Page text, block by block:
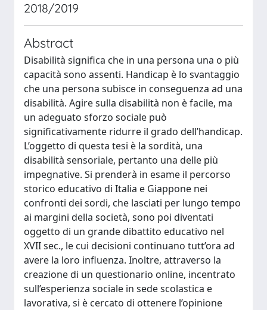
2018/2019
Abstract
Disabilità significa che in una persona una o più
capacità sono assenti. Handicap è lo svantaggio
che una persona subisce in conseguenza ad una
disabilità. Agire sulla disabilità non è facile, ma
un adeguato sforzo sociale può
significativamente ridurre il grado dell’handicap.
L’oggetto di questa tesi è la sordità, una
disabilità sensoriale, pertanto una delle più
impegnative. Si prenderà in esame il percorso
storico educativo di Italia e Giappone nei
confronti dei sordi, che lasciati per lungo tempo
ai margini della società, sono poi diventati
oggetto di un grande dibattito educativo nel
XVII sec., le cui decisioni continuano tutt’ora ad
avere la loro influenza. Inoltre, attraverso la
creazione di un questionario online, incentrato
sull’esperienza sociale in sede scolastica e
lavorativa, si è cercato di ottenere l’opinione